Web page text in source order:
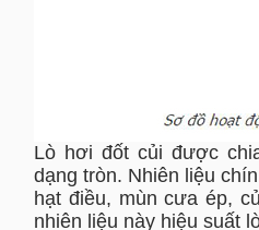
Lò hơi đốt củi được
dạng tròn. Nhiên liệu
hạt điều, mùn cưa ép,
nhiên liệu này hiệu suất